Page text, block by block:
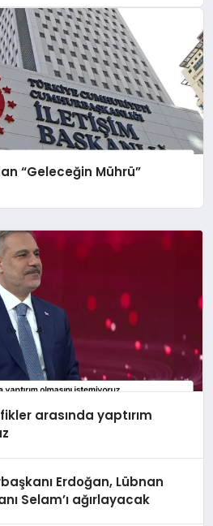
“Geleceğin Mührü”
arasında yaptırım
Erdoğan, Lübnan
Selam’ı ağırlayacak